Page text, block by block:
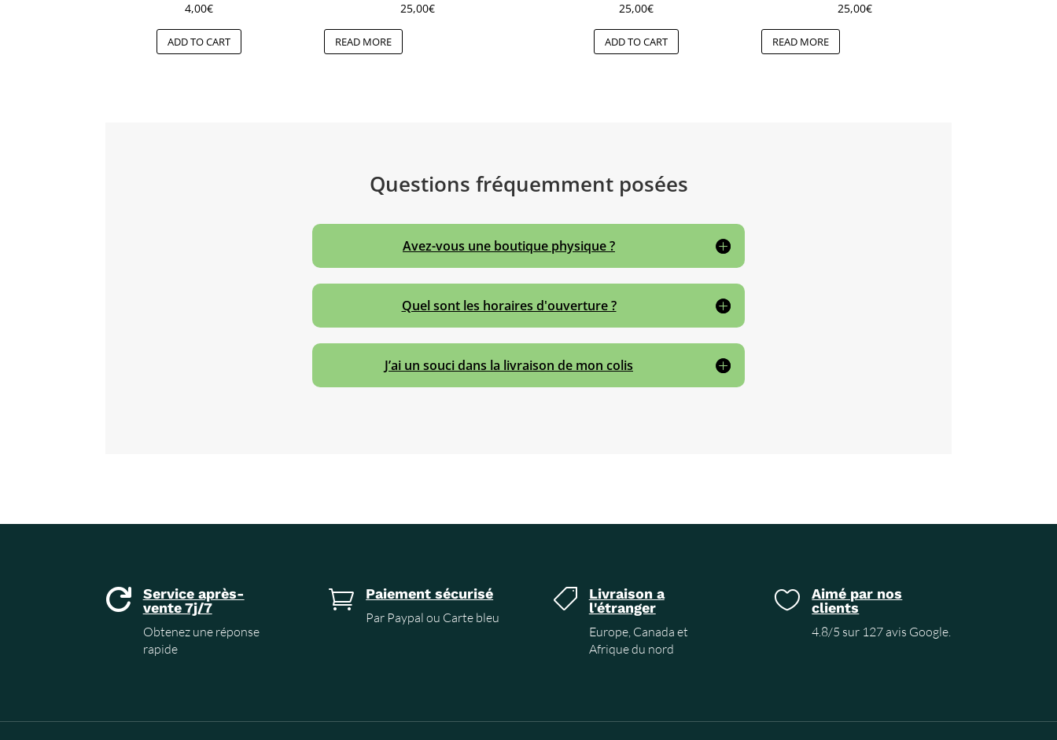
4,00€
ADD TO CART
25,00€
READ MORE
25,00€
ADD TO CART
25,00€
READ MORE
Questions fréquemment posées
Avez-vous une boutique physique ?
Quel sont les horaires d'ouverture ?
J’ai un souci dans la livraison de mon colis

Service après-
vente 7j/7
Obtenez une réponse
rapide
 Paiement sécurisé
Par Paypal ou Carte bleu

Livraison a
l'étranger
Europe, Canada et
Afrique du nord

Aimé par nos
clients
4.8/5 sur 127 avis Google.